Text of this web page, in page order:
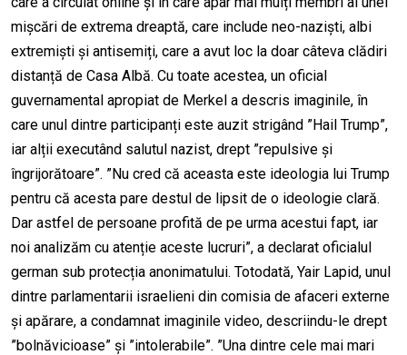
mișcări de extrema dreaptă, care include neo-naziști, albi
extremiști și antisemiți, care a avut loc la doar câteva clădiri
distanță de Casa Albă. Cu toate acestea, un oficial
guvernamental apropiat de Merkel a descris imaginile, în
care unul dintre participanți este auzit strigând ”Hail Trump”,
iar alții executând salutul nazist, drept ”repulsive și
îngrijorătoare”. ”Nu cred că aceasta este ideologia lui Trump
pentru că acesta pare destul de lipsit de o ideologie clară.
Dar astfel de persoane profită de pe urma acestui fapt, iar
noi analizăm cu atenție aceste lucruri”, a declarat oficialul
german sub protecția anonimatului. Totodată, Yair Lapid, unul
dintre parlamentarii israelieni din comisia de afaceri externe
și apărare, a condamnat imaginile video, descriindu-le drept
”bolnăvicioase” și ”intolerabile”. ”Una dintre cele mai mari